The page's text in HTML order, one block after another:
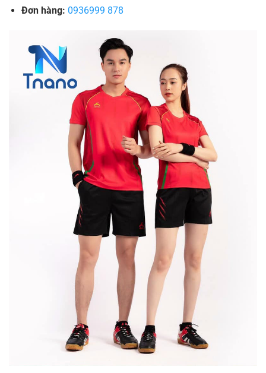
Đơn hàng: 0936999 878